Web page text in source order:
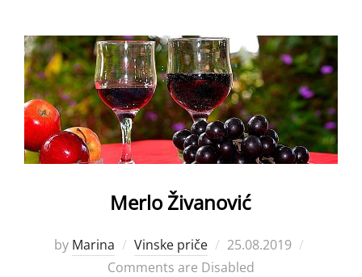
Merlo Živanović
by Marina Vinske priče
Posted
on
25.08.2019
Comments are Disabled